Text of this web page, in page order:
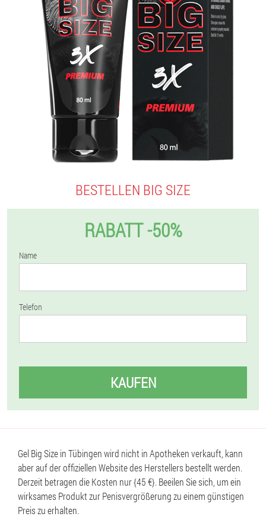
BESTELLEN BIG SIZE
RABATT -50%
Name
Telefon
KAUFEN
Gel Big Size in Tübingen wird nicht in Apotheken verkauft, kann
aber auf der offiziellen Website des Herstellers bestellt werden.
Derzeit betragen die Kosten nur {45 €}. Beeilen Sie sich, um ein
wirksames Produkt zur Penisvergrößerung zu einem günstigen
Preis zu erhalten.